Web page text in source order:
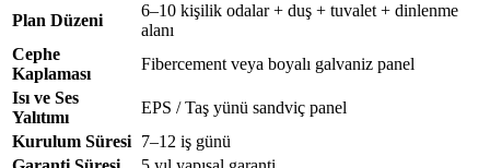
Plan Düzeni
6–10 kişilik odalar + duş + tuvalet + dinlenme
alanı
Cephe
Kaplaması
Fibercement veya boyalı galvaniz panel
Isı ve Ses
Yalıtımı
EPS / Taş yünü sandviç panel
Kurulum Süresi 7–12 iş günü